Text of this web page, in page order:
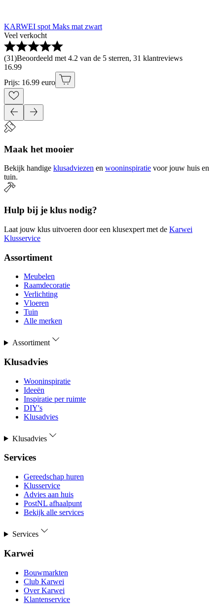
KARWEI spot Maks mat zwart
Veel verkocht
(31)Beoordeeld met 4.2 van de 5 sterren, 31 klantreviews
16.99
Prijs: 16.99 euro
Maak het mooier
Bekijk handige klusadviezen en wooninspiratie voor jouw huis en
tuin.
Hulp bij je klus nodig?
Laat jouw klus uitvoeren door een klusexpert met de Karwei
Klusservice
Assortiment
Meubelen
Raamdecoratie
Verlichting
Vloeren
Tuin
Alle merken
Assortiment
Klusadvies
Wooninspiratie
Ideeën
Inspiratie per ruimte
DIY's
Klusadvies
Klusadvies
Services
Gereedschap huren
Klusservice
Advies aan huis
PostNL afhaalpunt
Bekijk alle services
Services
Karwei
Bouwmarkten
Club Karwei
Over Karwei
Klantenservice